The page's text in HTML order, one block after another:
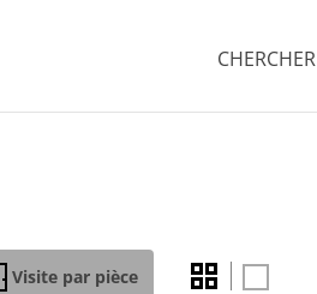
CHERCHER
Visite par pièce